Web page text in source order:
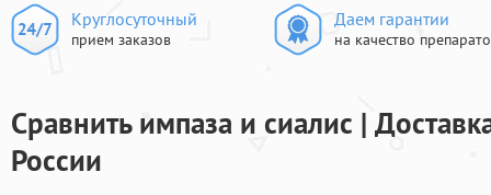
Круглосуточный
прием заказов
Даем гарантии
на качество
Сравнить импаза и сиалис |
России